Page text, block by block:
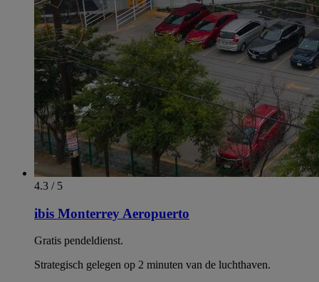
4.3 / 5
ibis Monterrey Aeropuerto
Gratis pendeldienst.
Strategisch gelegen op 2 minuten van de luchthaven.